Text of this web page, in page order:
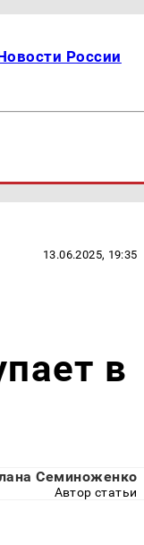
России
13.06.2025, 19:35
в
Семиноженко
Автор статьи